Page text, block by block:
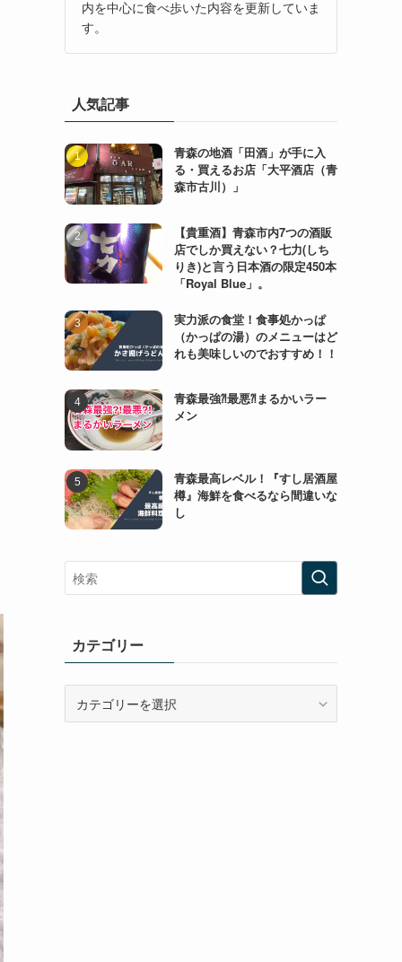
内を中心に食べ歩いた内容を更新していま
す。
人気記事
青森の地酒「田酒」が手に入
る・買えるお店「大平酒店（青
森市古川）」
【貴重酒】青森市内7つの酒販
店でしか買えない？七力(しち
りき)と言う日本酒の限定450本
「Royal Blue」。
実力派の食堂！食事処かっぱ
（かっぱの湯）のメニューはど
れも美味しいのでおすすめ！！
青森最強⁈最悪⁈まるかいラー
メン
青森最高レベル！『すし居酒屋
樽』海鮮を食べるなら間違いな
し
カテゴリー